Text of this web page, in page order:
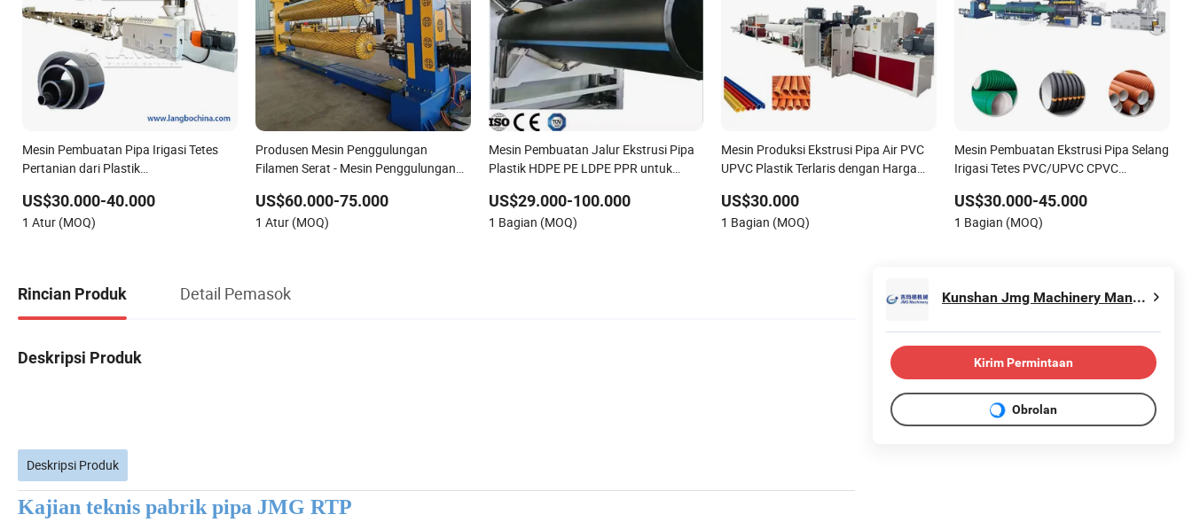
Mesin Pembuatan Pipa Irigasi Tetes
Pertanian dari Plastik
HDPE/PPR/LDPE/PPR dengan
Penjualan Panas
US$30.000-40.000
1 Atur (MOQ)
Produsen Mesin Penggulungan
Filamen Serat - Mesin Penggulungan
FRP/GRP
US$60.000-75.000
1 Atur (MOQ)
Mesin Pembuatan Jalur Ekstrusi Pipa
Plastik HDPE PE LDPE PPR untuk
US$29.000-100.000
1 Bagian (MOQ)
Mesin Produksi Ekstrusi Pipa Air PVC
UPVC Plastik Terlaris dengan Harga
US$30.000
1 Bagian (MOQ)
Mesin Pembuatan Ekstrusi Pipa Selang
Irigasi Tetes PVC/UPVC CPVC
Pipa Korrugasi Limbah Harga
Lembaran
US$30.000-45.000
1 Bagian (MOQ)
Rincian Produk Detail Pemasok
Deskripsi Produk
Deskripsi Produk
Kajian teknis pabrik pipa JMG RTP
Kunshan Jmg Machinery Manufacturing Co., Ltd.
Kirim Permintaan
Obrolan